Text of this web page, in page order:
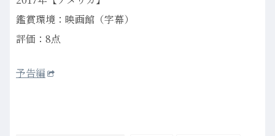
鑑賞環境：映画館（字幕）
評価：8点
予告編